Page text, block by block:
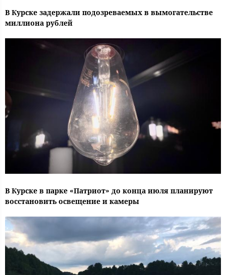
В Курске задержали подозреваемых в вымогательстве
миллиона рублей
В Курске в парке «Патриот» до конца июля планируют
восстановить освещение и камеры